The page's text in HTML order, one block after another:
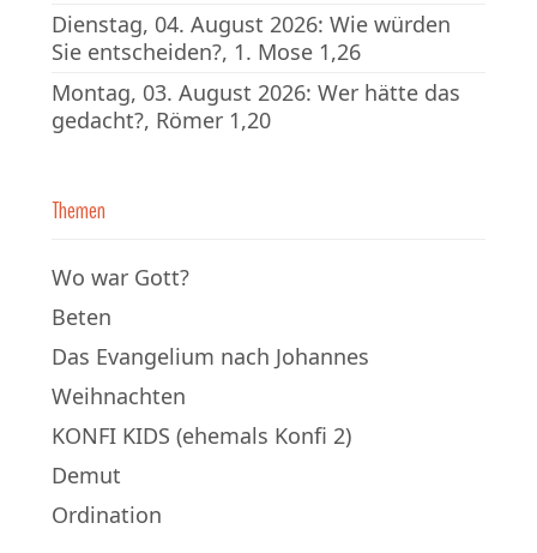
Dienstag, 04. August 2026: Wie würden
Sie entscheiden?, 1. Mose 1,26
Montag, 03. August 2026: Wer hätte das
gedacht?, Römer 1,20
Themen
Wo war Gott?
Beten
Das Evangelium nach Johannes
Weihnachten
KONFI KIDS (ehemals Konfi 2)
Demut
Ordination